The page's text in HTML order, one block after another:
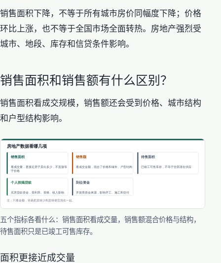
销售面积下降，不等于所有城市房价同幅度下降；价格
环比上涨，也不等于全国市场全面转热。房地产强烈受
城市、地段、库存和信贷条件影响。
销售面积和销售额有什么区别？
销售面积看成交规模，销售额还会受到价格、城市结构
和户型结构影响。
五个指标各看什么：销售面积看成交量，销售额混合价格与结构，
待售面积只是已竣工可售库存。
面积更接近成交量